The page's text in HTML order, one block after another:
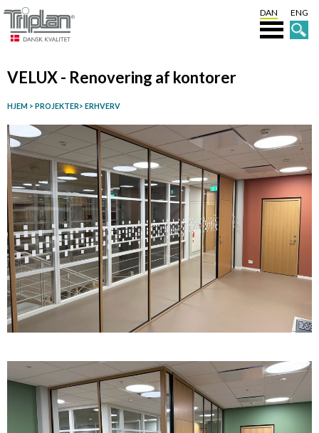
DAN ENG
VELUX - Renovering af kontorer
HJEM > PROJEKTER> ERHVERV